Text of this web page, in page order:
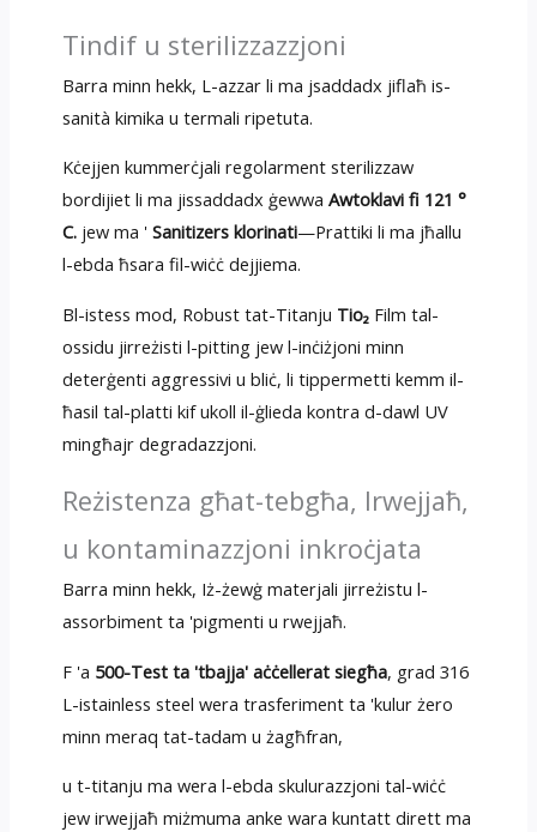
Tindif u sterilizzazzjoni
Barra minn hekk, L-azzar li ma jsaddadx jiflaħ is-
sanità kimika u termali ripetuta.
Kċejjen kummerċjali regolarment sterilizzaw
bordijiet li ma jissaddadx ġewwa Awtoklavi fi 121 °
C.jew ma ' Sanitizers klorinati—Prattiki li ma jħallu
l-ebda ħsara fil-wiċċ dejjiema.
Bl-istess mod, Robust tat-Titanju Tio₂Film tal-
ossidu jirreżisti l-pitting jew l-inċiżjoni minn
deterġenti aggressivi u bliċ, li tippermetti kemm il-
ħasil tal-platti kif ukoll il-ġlieda kontra d-dawl UV
mingħajr degradazzjoni.
Reżistenza għat-tebgħa, Irwejjaħ,
u kontaminazzjoni inkroċjata
Barra minn hekk, Iż-żewġ materjali jirreżistu l-
assorbiment ta 'pigmenti u rwejjaħ.
F 'a 500-Test ta 'tbajja' aċċellerat siegħa, grad 316
L-istainless steel wera trasferiment ta 'kulur żero
minn meraq tat-tadam u żagħfran,
u t-titanju ma wera l-ebda skulurazzjoni tal-wiċċ
jew irwejjaħ miżmuma anke wara kuntatt dirett ma